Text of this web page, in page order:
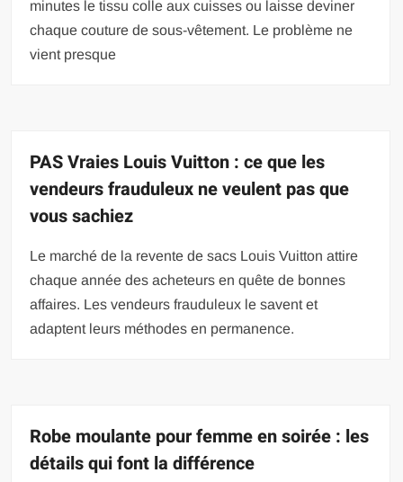
minutes le tissu colle aux cuisses ou laisse deviner
chaque couture de sous-vêtement. Le problème ne
vient presque
PAS Vraies Louis Vuitton : ce que les
vendeurs frauduleux ne veulent pas que
vous sachiez
Le marché de la revente de sacs Louis Vuitton attire
chaque année des acheteurs en quête de bonnes
affaires. Les vendeurs frauduleux le savent et
adaptent leurs méthodes en permanence.
Robe moulante pour femme en soirée : les
détails qui font la différence